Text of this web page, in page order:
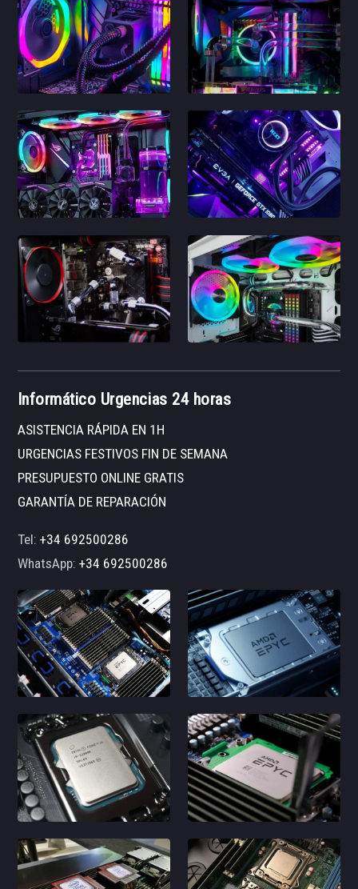
Informático Urgencias 24 horas
ASISTENCIA RÁPIDA EN 1H
URGENCIAS FESTIVOS FIN DE SEMANA
PRESUPUESTO ONLINE GRATIS
GARANTÍA DE REPARACIÓN
Tel:+34 692500286
WhatsApp:+34 692500286